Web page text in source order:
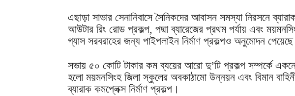
এছাড়া সাভার সেনানিবাসে সৈনিকদের আবাসন সমস্যা নিরসনে
আউটার রিং রোড প্রকল্প, পদ্মা ব্যারেজের প্রথম পর্যায় এবং
গ্যাস সরবরাহের জন্য পাইপলাইন নির্মাণ প্রকল্পও অনুমোদন
সভায় ৫০ কোটি টাকার কম ব্যয়ের আরো দু’টি প্রকল্প সম্পর্কে
হলো ময়মনসিংহ জিলা স্কুলের অবকাঠামো উন্নয়ন এবং বিমান বাহিনী
ব্যারাক কমপ্লেক্স নির্মাণ প্রকল্প।